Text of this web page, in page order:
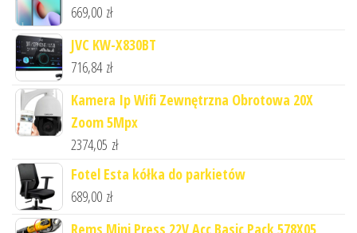
669,00 zł
JVC KW-X830BT
716,84 zł
Kamera Ip Wifi Zewnętrzna Obrotowa 20X
Zoom 5Mpx
2374,05 zł
Fotel Esta kółka do parkietów
689,00 zł
Rems Mini Press 22V Acc Basic Pack 578X05